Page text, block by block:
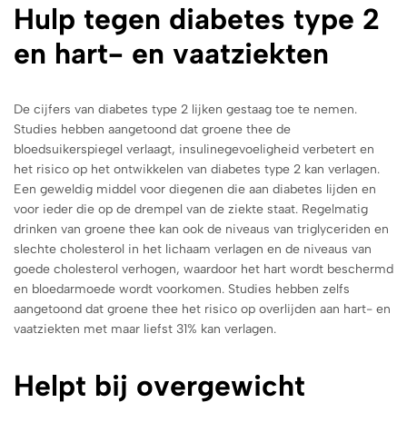
Hulp tegen diabetes type 2
en hart- en vaatziekten
De cijfers van diabetes type 2 lijken gestaag toe te nemen.
Studies hebben aangetoond dat groene thee de
bloedsuikerspiegel verlaagt, insulinegevoeligheid verbetert en
het risico op het ontwikkelen van diabetes type 2 kan verlagen.
Een geweldig middel voor diegenen die aan diabetes lijden en
voor ieder die op de drempel van de ziekte staat. Regelmatig
drinken van groene thee kan ook de niveaus van triglyceriden en
slechte cholesterol in het lichaam verlagen en de niveaus van
goede cholesterol verhogen, waardoor het hart wordt beschermd
en bloedarmoede wordt voorkomen. Studies hebben zelfs
aangetoond dat groene thee het risico op overlijden aan hart- en
vaatziekten met maar liefst 31% kan verlagen.
Helpt bij overgewicht